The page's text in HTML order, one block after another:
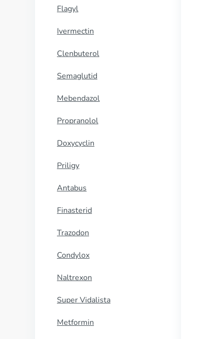
Flagyl
Ivermectin
Clenbuterol
Semaglutid
Mebendazol
Propranolol
Doxycyclin
Priligy
Antabus
Finasterid
Trazodon
Condylox
Naltrexon
Super Vidalista
Metformin